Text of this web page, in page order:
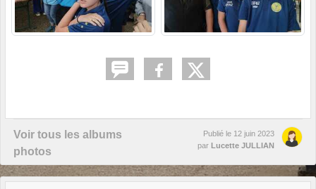
Voir tous les albums
photos
Publié le 12 juin 2023
par Lucette JULLIAN